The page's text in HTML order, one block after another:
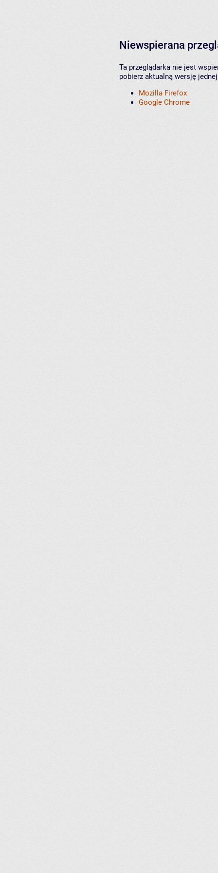
Niewspierana
Ta przeglądarka nie jest
pobierz aktualną wersję
Mozilla Firefox
Google Chrome